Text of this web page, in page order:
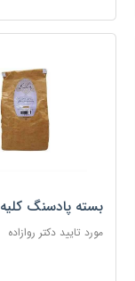
بسته پادسنگ کلیه
مورد تایید دکتر روازاده